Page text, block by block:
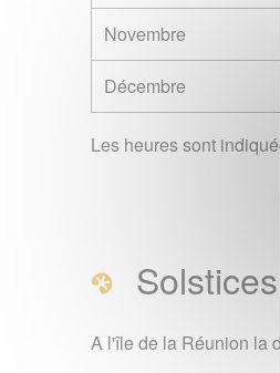
Novembre
Décembre
Les heures sont
A l'île de la Réunion la